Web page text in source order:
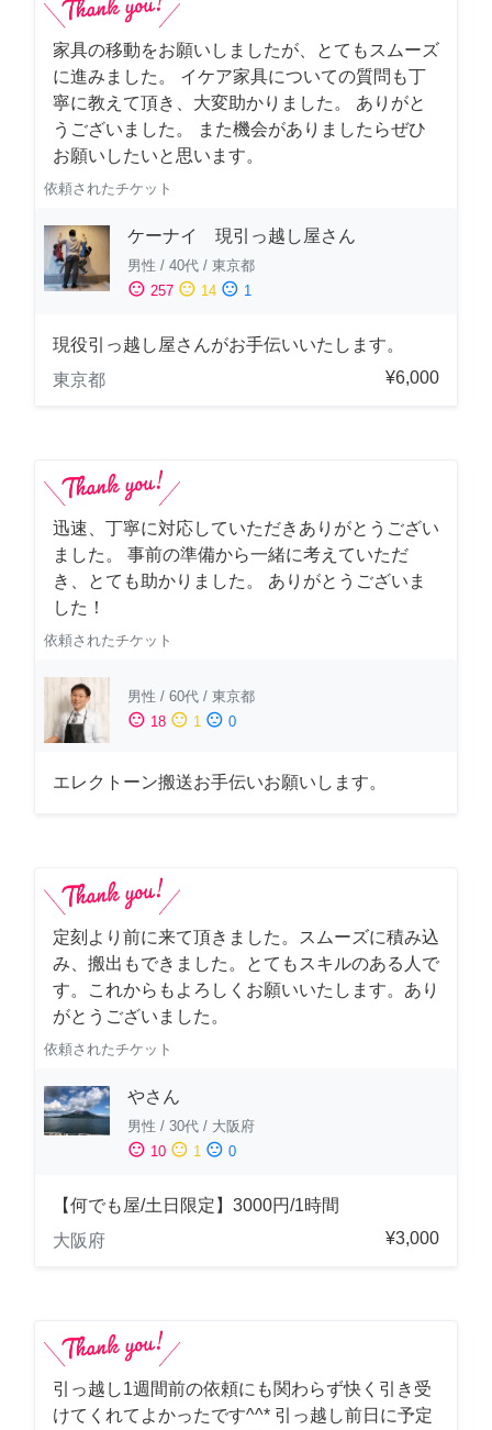
家具の移動をお願いしましたが、とてもスムーズ
に進みました。 イケア家具についての質問も丁
寧に教えて頂き、大変助かりました。 ありがと
うございました。 また機会がありましたらぜひ
お願いしたいと思います。
依頼されたチケット
ケーナイ 現引っ越し屋さん
男性 / 40代 / 東京都
sentiment_satisfied 257 sentiment_neutral 14 sentiment_dissatisfied 1
現役引っ越し屋さんがお手伝いいたします。
東京都
¥6,000
迅速、丁寧に対応していただきありがとうござい
ました。 事前の準備から一緒に考えていただ
き、とても助かりました。 ありがとうございま
した！
依頼されたチケット
男性 / 60代 / 東京都
sentiment_satisfied 18 sentiment_neutral 1 sentiment_dissatisfied 0
エレクトーン搬送お手伝いお願いします。
定刻より前に来て頂きました。スムーズに積み込
み、搬出もできました。とてもスキルのある人で
す。これからもよろしくお願いいたします。あり
がとうございました。
依頼されたチケット
やさん
男性 / 30代 / 大阪府
sentiment_satisfied 10 sentiment_neutral 1 sentiment_dissatisfied 0
【何でも屋/土日限定】3000円/1時間
大阪府
¥3,000
引っ越し1週間前の依頼にも関わらず快く引き受
けてくれてよかったです^^* 引っ越し前日に予定